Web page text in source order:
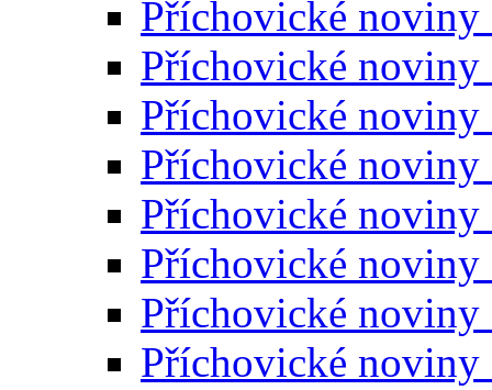
Příchovické noviny
Příchovické noviny
Příchovické noviny
Příchovické noviny
Příchovické noviny
Příchovické noviny
Příchovické noviny
Příchovické noviny